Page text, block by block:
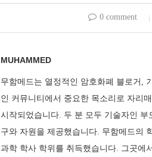
0 comment
MUHAMMED
무함메드는 열정적인 암호화폐 블로거,
인 커뮤니티에서 중요한 목소리로 자리
시작되었습니다. 두 분 모두 기술자인
구와 자원을 제공했습니다. 무함메드의
과학 학사 학위를 취득했습니다. 그곳에